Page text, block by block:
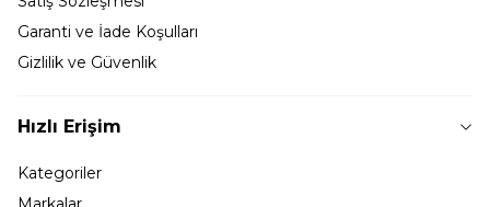
Garanti ve İade Koşulları
Gizlilik ve Güvenlik
Hızlı Erişim
Kategoriler